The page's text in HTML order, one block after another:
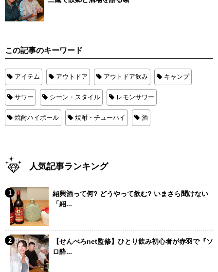
この記事のキーワード
アイテム アウトドア アウトドア飲み キャンプ
サワー シーン・スタイル レモンサワー
焼酎ハイボール 焼酎・チューハイ 酒
人気記事ランキング
紹興酒って何? どうやって飲む? いまさら聞けない
「紹...
【せんべろnet監修】ひとり飲み初心者が赤羽で『ソ
ロ酔...